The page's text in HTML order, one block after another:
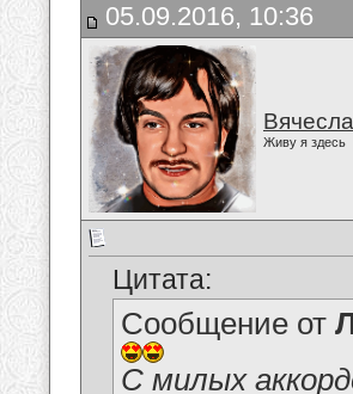
05.09.2016, 10:36
Живу я здесь
Цитата:
Сообщение от
С милых